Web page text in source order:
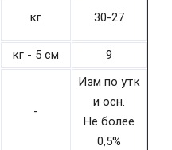
кг 30-27
кг - 5 см 9
-
Изм по утк
и осн.
Не более
0,5%